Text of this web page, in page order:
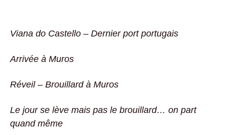
Viana do Castello – Dernier port portugais
Arrivée à Muros
Réveil – Brouillard à Muros
Le jour se lève mais pas le brouillard… on part
quand même